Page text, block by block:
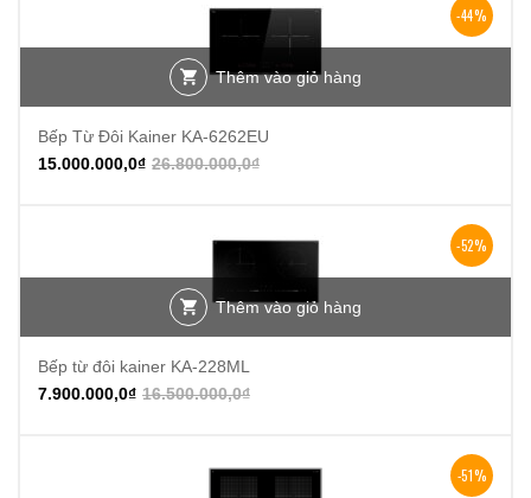
-44%
Thêm vào giỏ hàng
Bếp Từ Đôi Kainer KA-6262EU
26.800.000,0₫
15.000.000,0₫
-52%
Thêm vào giỏ hàng
Bếp từ đôi kainer KA-228ML
16.500.000,0₫
7.900.000,0₫
-51%